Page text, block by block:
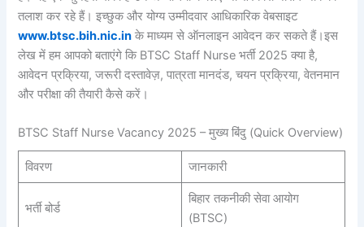
तलाश कर रहे हैं। इच्छुक और योग्य उम्मीदवार आधिकारिक वेबसाइट
www.btsc.bih.nic.in के माध्यम से ऑनलाइन आवेदन कर सकते हैं।इस
लेख में हम आपको बताएंगे कि BTSC Staff Nurse भर्ती 2025 क्या है,
आवेदन प्रक्रिया, जरूरी दस्तावेज़, पात्रता मानदंड, चयन प्रक्रिया, वेतनमान
और परीक्षा की तैयारी कैसे करें।
BTSC Staff Nurse Vacancy 2025 – मुख्य बिंदु (Quick Overview)
विवरण जानकारी
भर्ती बोर्ड
बिहार तकनीकी सेवा आयोग
(BTSC)